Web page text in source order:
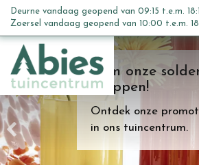
n
c
o
n
t
Kom onze
shoppen!
Ontdek onze
in ons tuincentrum.
Deurne vandaag geopend van 09:15 t.e.m.
Zoersel vandaag geopend van 10:00 t.e.m.